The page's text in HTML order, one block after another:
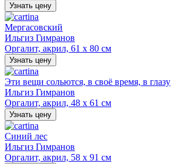
Узнать цену
Мергасовский
Ильгиз Гимранов
Оргалит, акрил, 61 х 80 см
Узнать цену
Эти вещи сольются, в своё время, в глазу
Ильгиз Гимранов
Оргалит, акрил, 48 х 61 см
Узнать цену
Синий лес
Ильгиз Гимранов
Оргалит, акрил, 58 х 91 см